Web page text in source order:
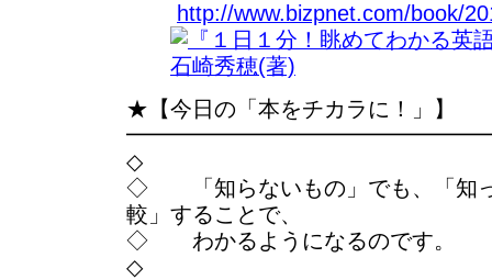
http://www.bizpnet.com/book/
★【今日の「本をチカラに！」】
◇
◇ 「知らないもの」でも、「知っ
較」することで、
◇ わかるようになるのです。
◇